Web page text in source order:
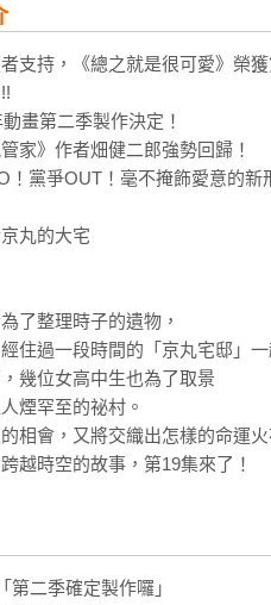
支持，《總之就是很可愛》榮
畫第二季製作決定！
家》作者畑健二郎強勢回歸！
黨爭OUT！毫不掩飾愛意的新
丸的大宅
了整理時子的遺物，
住過一段時間的「京丸宅邸」一
幾位女高中生也為了取景
煙罕至的祕村。
相會，又將交織出怎樣的命運
第二季確定製作囉」